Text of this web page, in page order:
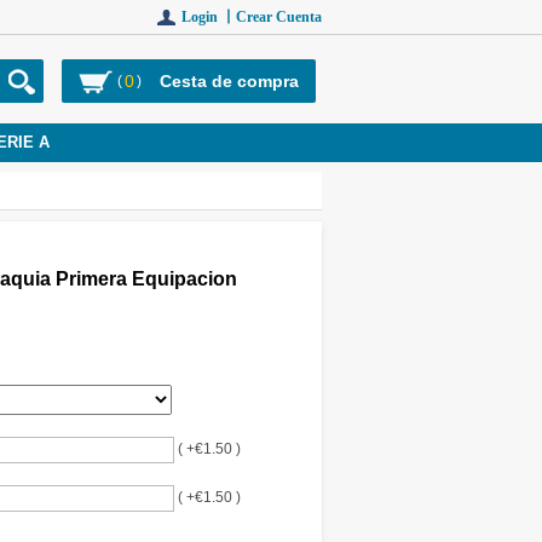
Login 丨 Crear Cuenta
(0) Cesta de compra
A
Primera Equipacion
( +€1.50 )
( +€1.50 )